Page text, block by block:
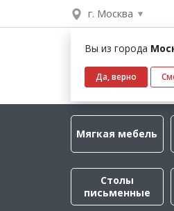
г. Москва
Вы из города
Да, верно
Мягкая мебель
Столы
письменные